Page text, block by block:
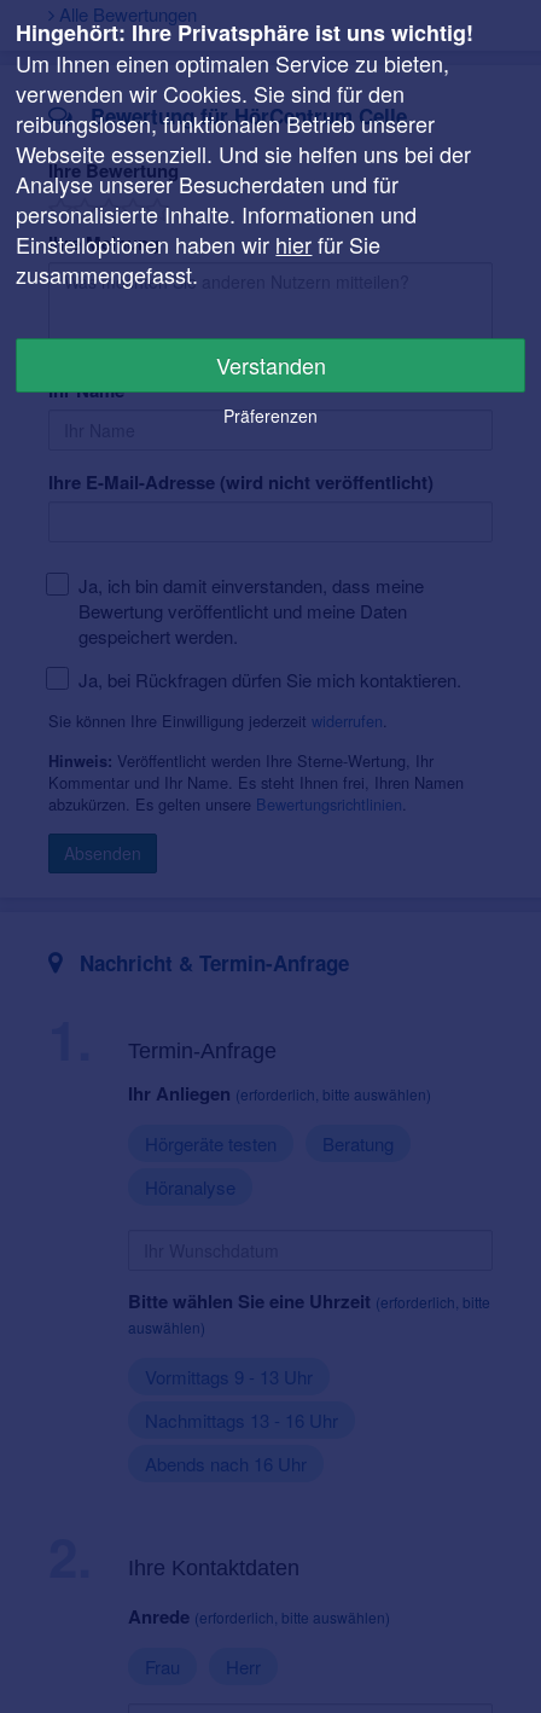
Alle Bewertungen
Bewertung für HörCentrum Celle
Ihre Bewertung
Ihre Meinung
Ihr Name
Ihre E-Mail-Adresse (wird nicht veröffentlicht)
Ja, ich bin damit einverstanden, dass meine
Bewertung veröffentlicht und meine Daten
gespeichert werden.
Ja, bei Rückfragen dürfen Sie mich kontaktieren.
Sie können Ihre Einwilligung jederzeit widerrufen.
Hinweis: Veröffentlicht werden Ihre Sterne-Wertung, Ihr
Kommentar und Ihr Name. Es steht Ihnen frei, Ihren Namen
abzukürzen. Es gelten unsere Bewertungsrichtlinien.
Absenden
Nachricht & Termin-Anfrage
Termin-Anfrage
Ihr Anliegen (erforderlich, bitte auswählen)
Hörgeräte testen
Beratung
Höranalyse
Bitte wählen Sie eine Uhrzeit (erforderlich, bitte
auswählen)
Vormittags 9 - 13 Uhr
Nachmittags 13 - 16 Uhr
Abends nach 16 Uhr
Ihre Kontaktdaten
Anrede (erforderlich, bitte auswählen)
Frau Herr
Hingehört: Ihre Privatsphäre ist uns wichtig!
Um Ihnen einen optimalen Service zu bieten,
verwenden wir Cookies. Sie sind für den
reibungslosen, funktionalen Betrieb unserer
Webseite essenziell. Und sie helfen uns bei der
Analyse unserer Besucherdaten und für
personalisierte Inhalte. Informationen und
Einstelloptionen haben wir hierfür Sie
zusammengefasst.
Verstanden
Präferenzen